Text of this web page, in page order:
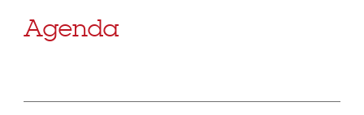
Agenda